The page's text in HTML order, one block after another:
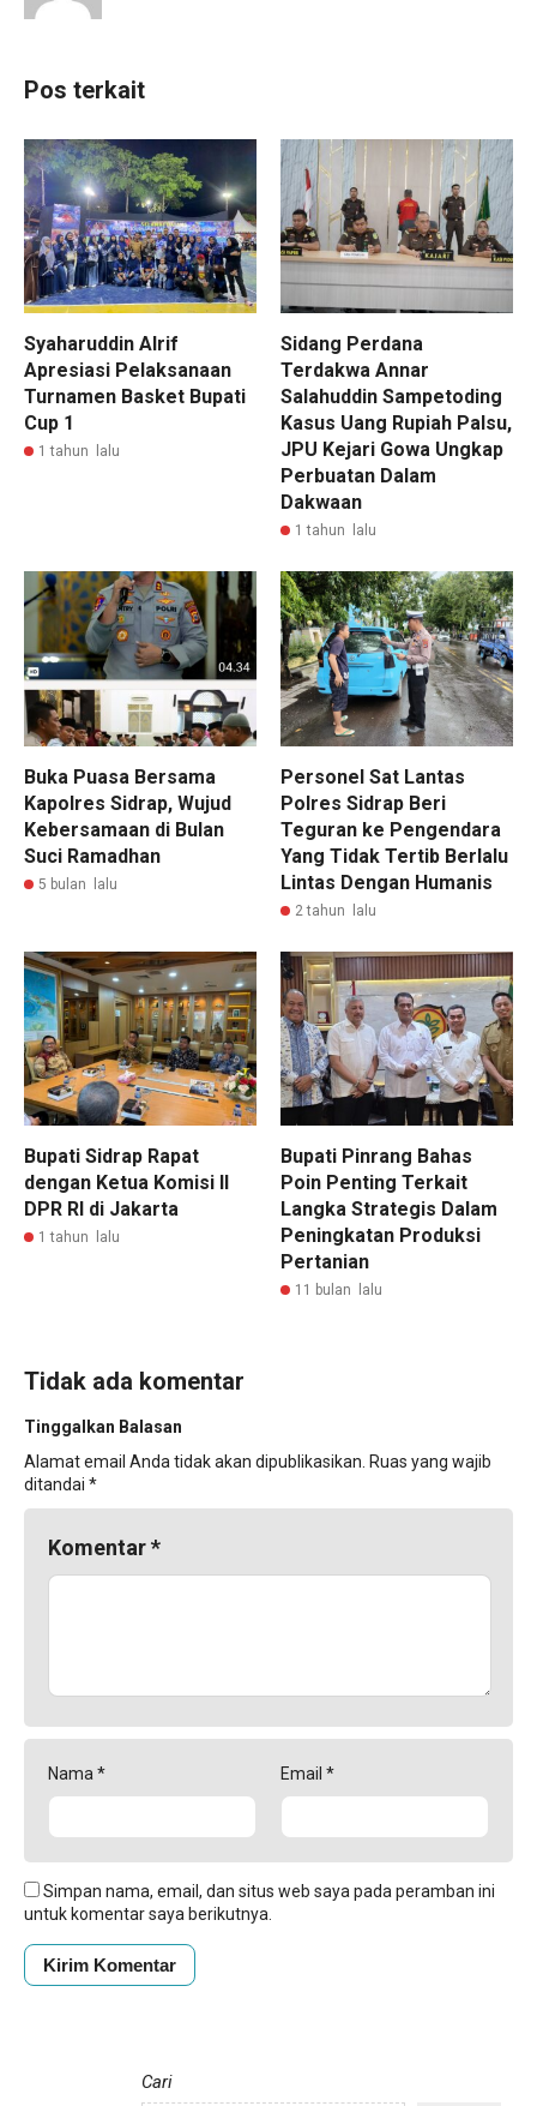
Pos terkait
Syaharuddin Alrif
Apresiasi Pelaksanaan
Turnamen Basket Bupati
Cup 1
1 tahun lalu
Sidang Perdana
Terdakwa Annar
Salahuddin Sampetoding
Kasus Uang Rupiah Palsu,
JPU Kejari Gowa Ungkap
Perbuatan Dalam
Dakwaan
1 tahun lalu
Buka Puasa Bersama
Kapolres Sidrap, Wujud
Kebersamaan di Bulan
Suci Ramadhan
5 bulan lalu
Personel Sat Lantas
Polres Sidrap Beri
Teguran ke Pengendara
Yang Tidak Tertib Berlalu
Lintas Dengan Humanis
2 tahun lalu
Bupati Sidrap Rapat
dengan Ketua Komisi II
DPR RI di Jakarta
1 tahun lalu
Bupati Pinrang Bahas
Poin Penting Terkait
Langka Strategis Dalam
Peningkatan Produksi
Pertanian
11 bulan lalu
Tidak ada komentar
Tinggalkan Balasan
Alamat email Anda tidak akan dipublikasikan. Ruas yang wajib
ditandai *
Komentar*
Nama* Email *
Simpan nama, email, dan situs web saya pada peramban ini
untuk komentar saya berikutnya.
Cari